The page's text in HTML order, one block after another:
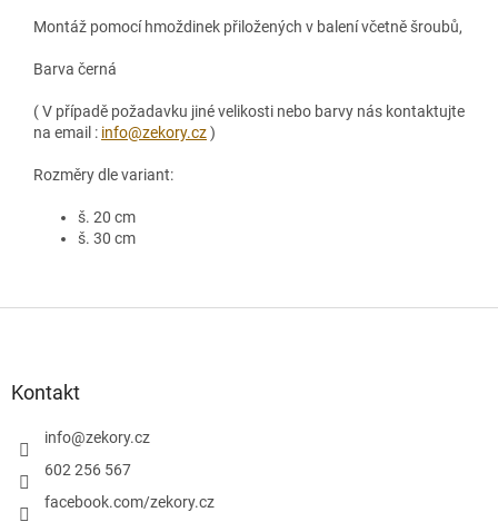
Montáž pomocí hmoždinek přiložených v balení včetně šroubů,
Barva černá
( V případě požadavku jiné velikosti nebo barvy nás kontaktujte
na email : info@zekory.cz)
Rozměry dle variant:
š. 20 cm
š. 30 cm
Kontakt
info@zekory.cz
602 256 567
facebook.com/zekory.cz